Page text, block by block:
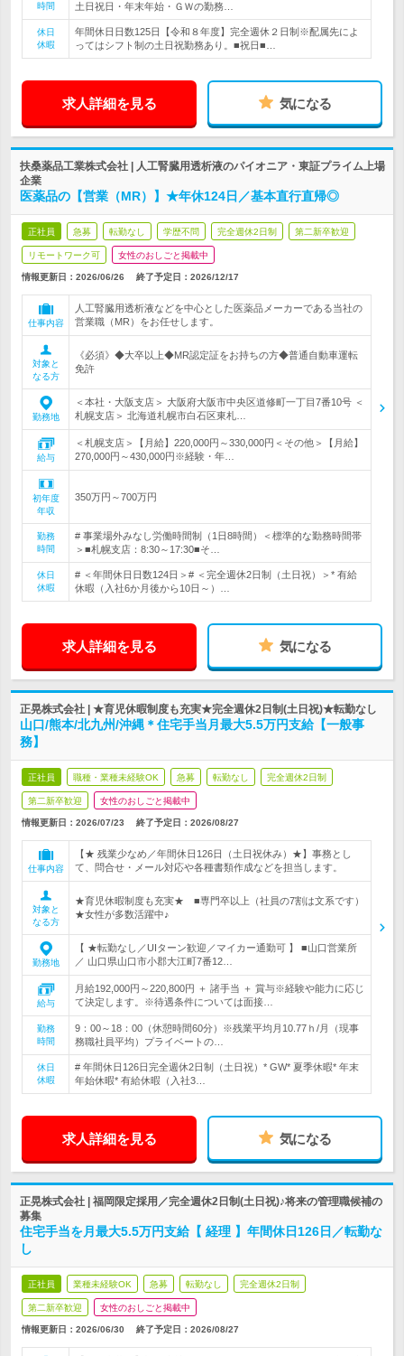
時間
土日祝日・年末年始・ＧＷの勤務…
休日
休暇
年間休日日数125日【令和８年度】完全週休２日制※配属先によ
ってはシフト制の土日祝勤務あり。■祝日■…
求人詳細を見る 気になる
扶桑薬品工業株式会社 | 人工腎臓用透析液のパイオニア・東証プライム上場
企業
医薬品の【営業（MR）】★年休124日／基本直行直帰◎
正社員 急募 転勤なし 学歴不問 完全週休2日制 第二新卒歓迎
リモートワーク可 女性のおしごと掲載中
情報更新日：2026/06/26 終了予定日： 2026/12/17
仕事内容
人工腎臓用透析液などを中心とした医薬品メーカーである当社の
営業職（MR）をお任せします。
対象と
なる方
《必須》◆大卒以上◆MR認定証をお持ちの方◆普通自動車運転
免許
勤務地
＜本社・大阪支店＞ 大阪府大阪市中央区道修町一丁目7番10号 ＜
札幌支店＞ 北海道札幌市白石区東札…
給与
＜札幌支店＞【月給】220,000円～330,000円＜その他＞【月給】
270,000円～430,000円※経験・年…
初年度
年収
350万円～700万円
勤務
時間
# 事業場外みなし労働時間制（1日8時間）＜標準的な勤務時間帯
＞■札幌支店：8:30～17:30■そ…
休日
休暇
# ＜年間休日日数124日＞# ＜完全週休2日制（土日祝）＞* 有給
休暇（入社6か月後から10日～）…
求人詳細を見る 気になる
正晃株式会社 | ★育児休暇制度も充実★完全週休2日制(土日祝)★転勤なし
山口/熊本/北九州/沖縄＊住宅手当月最大5.5万円支給【一般事
務】
正社員 職種・業種未経験OK 急募 転勤なし 完全週休2日制
第二新卒歓迎 女性のおしごと掲載中
情報更新日：2026/07/23 終了予定日： 2026/08/27
仕事内容
【★ 残業少なめ／年間休日126日（土日祝休み）★】事務とし
て、問合せ・メール対応や各種書類作成などを担当します。
対象と
なる方
★育児休暇制度も充実★ ■専門卒以上（社員の7割は文系です）
★女性が多数活躍中♪
勤務地
【 ★転勤なし／UIターン歓迎／マイカー通勤可 】 ■山口営業所
／ 山口県山口市小郡大江町7番12…
給与
月給192,000円～220,800円 ＋ 諸手当 ＋ 賞与※経験や能力に応じ
て決定します。※待遇条件については面接…
勤務
時間
9：00～18：00（休憩時間60分）※残業平均月10.77ｈ/月（現事
務職社員平均）プライベートの…
休日
休暇
# 年間休日126日完全週休2日制（土日祝）* GW* 夏季休暇* 年末
年始休暇* 有給休暇（入社3…
求人詳細を見る 気になる
正晃株式会社 | 福岡限定採用／完全週休2日制(土日祝)♪将来の管理職候補の
募集
住宅手当を月最大5.5万円支給【 経理 】年間休日126日／転勤な
し
正社員 業種未経験OK 急募 転勤なし 完全週休2日制
第二新卒歓迎 女性のおしごと掲載中
情報更新日：2026/06/30 終了予定日： 2026/08/27